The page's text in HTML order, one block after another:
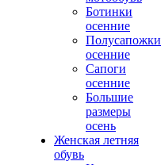
Ботинки
осенние
Полусапожки
осенние
Сапоги
осенние
Большие
размеры
осень
Женская летняя
обувь